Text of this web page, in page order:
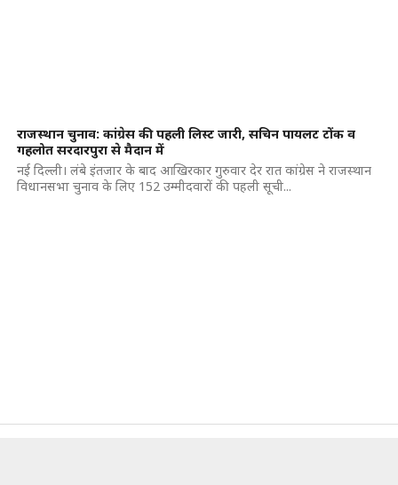
राजस्थान चुनाव: कांग्रेस की पहली लिस्ट जारी, सचिन पायलट टोंक व
गहलोत सरदारपुरा से मैदान में
नई दिल्ली। लंबे इंतजार के बाद आखिरकार गुरुवार देर रात कांग्रेस ने राजस्थान
विधानसभा चुनाव के लिए 152 उम्मीदवारों की पहली सूची...